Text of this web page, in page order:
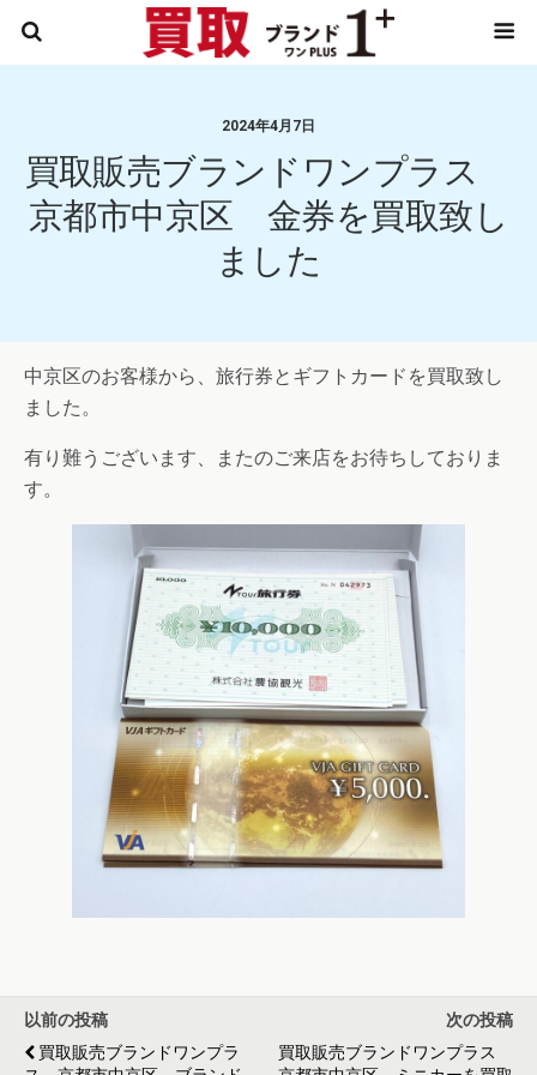
2024年4月7日
買取販売ブランドワンプラス
京都市中京区 金券を買取致し
ました
中京区のお客様から、旅行券とギフトカードを買取致し
ました。
有り難うございます、またのご来店をお待ちしておりま
す。
以前の投稿
買取販売ブランドワンプラ
次の投稿
買取販売ブランドワンプラス